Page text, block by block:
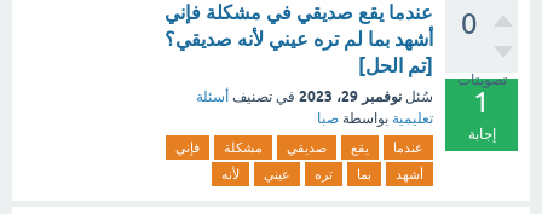
0
تصويتات
1
إجابة
عندما يقع صديقي في مشكلة فإني
أشهد بما لم تره عيني لأنه صديقي؟
[تم الحل]
سُئل نوفمبر 29، 2023 في تصنيف أسئلة
تعليمية بواسطة صبا
عندما يقع صديقي مشكلة
فإني
أشهد
بما تره عيني لأنه